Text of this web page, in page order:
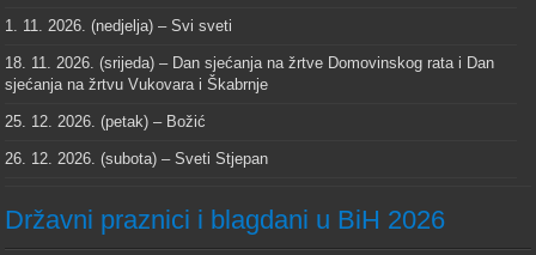
1. 11. 2026. (nedjelja) – Svi sveti
18. 11. 2026. (srijeda) – Dan sjećanja na žrtve Domovinskog rata i Dan
sjećanja na žrtvu Vukovara i Škabrnje
25. 12. 2026. (petak) – Božić
26. 12. 2026. (subota) – Sveti Stjepan
Državni praznici i blagdani u BiH 2026